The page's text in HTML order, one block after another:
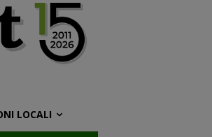
LOCALI